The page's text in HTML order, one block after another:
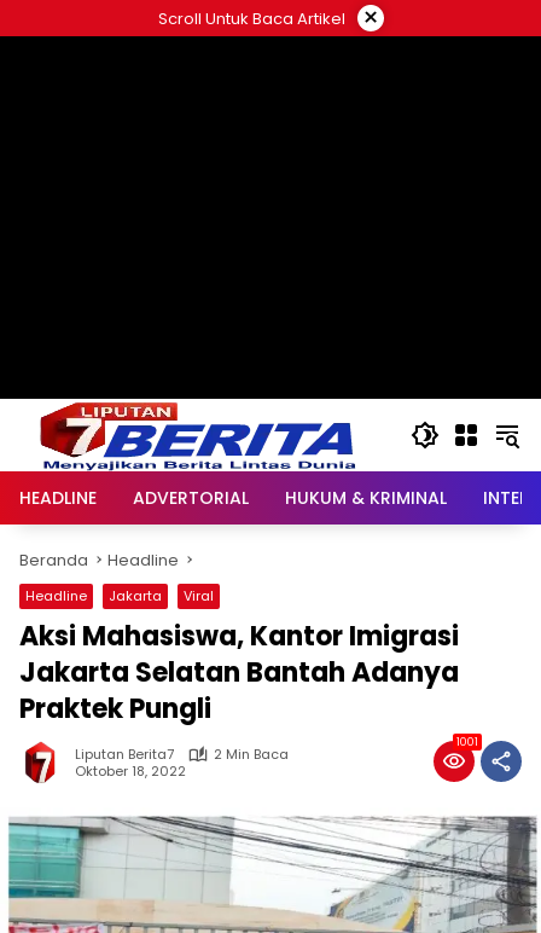
ke
Scroll Untuk Baca Artikel ×
HEADLINE ADVERTORIAL HUKUM & KRIMINAL
Beranda Headline
Headline Jakarta Viral
Aksi Mahasiswa, Kantor Imigrasi
Jakarta Selatan Bantah Adanya
Praktek Pungli
Liputan Berita7
2 Min Baca
Oktober 18, 2022
1001